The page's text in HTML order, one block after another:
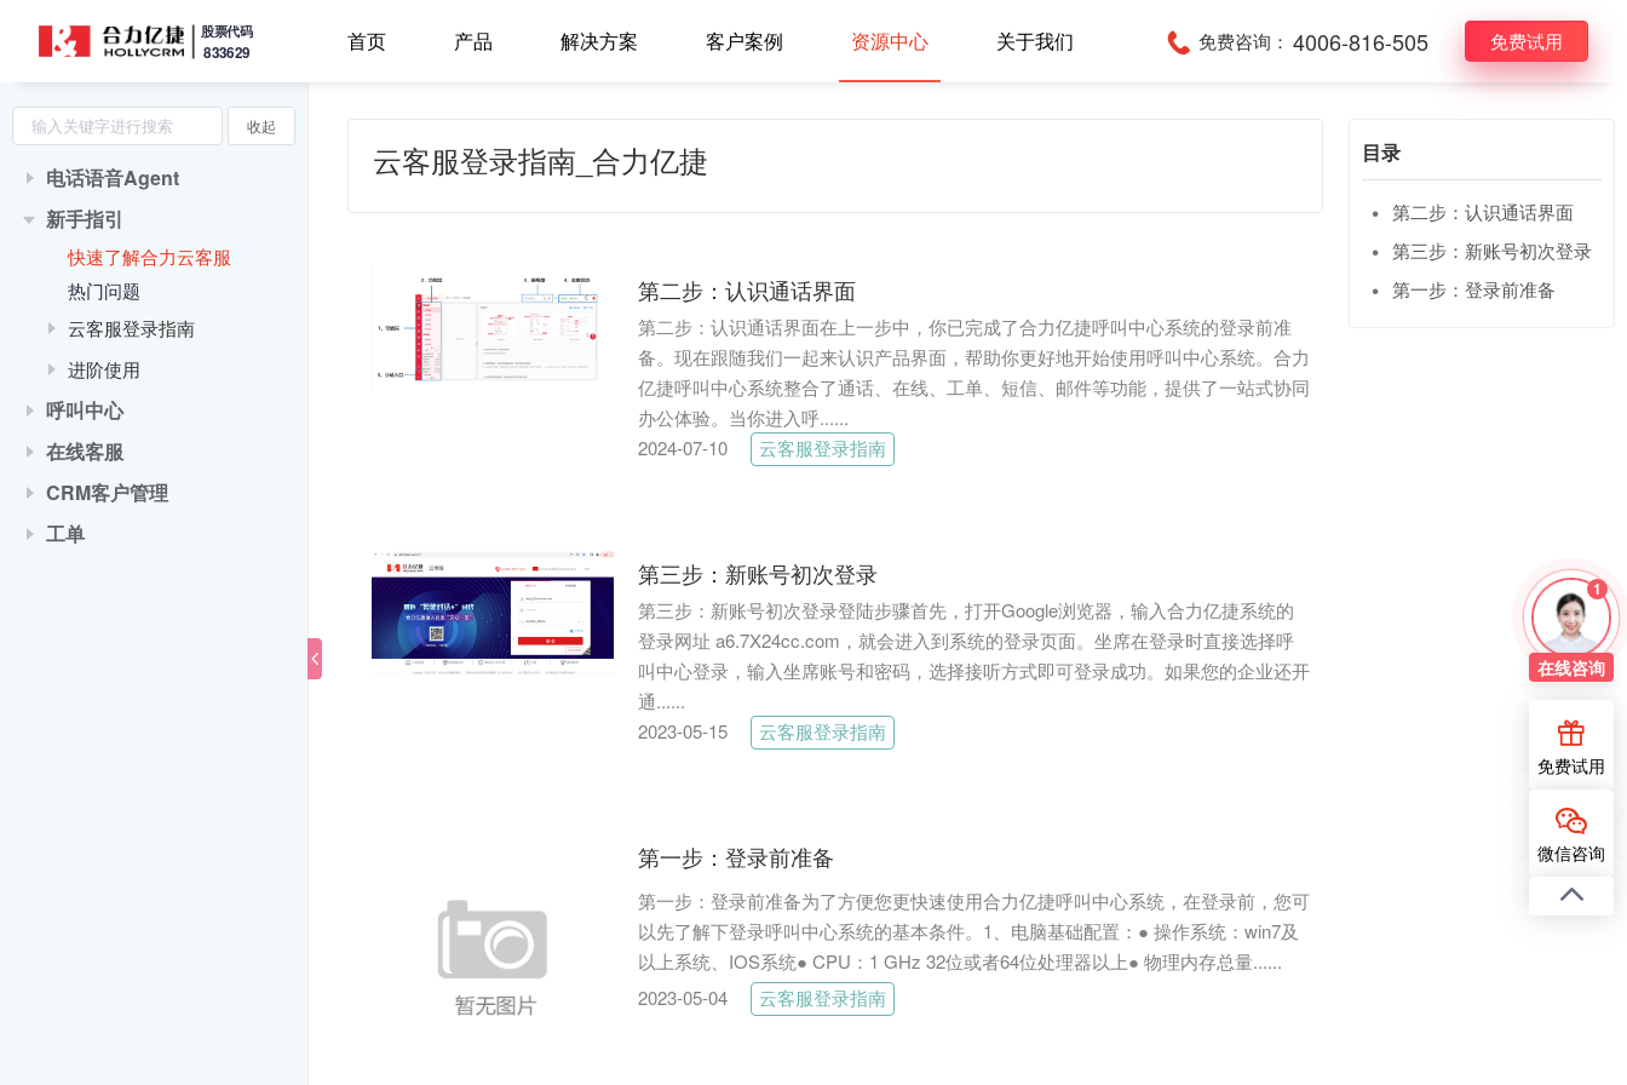
股票代码
833629 首页 产品 解决方案 客户案例 资源中心 关于我们 免费咨询： 4006-816-505 免费试用
收起
电话语音Agent
新手指引
快速了解合力云客服
热门问题
云客服登录指南
进阶使用
呼叫中心
在线客服
CRM客户管理
工单
云客服登录指南_合力亿捷
第二步：认识通话界面
第二步：认识通话界面在上一步中，你已完成了合力亿捷呼叫中心系统的登录前准
备。现在跟随我们一起来认识产品界面，帮助你更好地开始使用呼叫中心系统。合力
亿捷呼叫中心系统整合了通话、在线、工单、短信、邮件等功能，提供了一站式协同
办公体验。当你进入呼......
2024-07-10
云客服登录指南
第三步：新账号初次登录
第三步：新账号初次登录登陆步骤首先，打开Google浏览器，输入合力亿捷系统的
登录网址 a6.7X24cc.com，就会进入到系统的登录页面。坐席在登录时直接选择呼
叫中心登录，输入坐席账号和密码，选择接听方式即可登录成功。如果您的企业还开
通......
2023-05-15
云客服登录指南
第一步：登录前准备
第一步：登录前准备为了方便您更快速使用合力亿捷呼叫中心系统，在登录前，您可
以先了解下登录呼叫中心系统的基本条件。1、电脑基础配置：● 操作系统：win7及
以上系统、IOS系统● CPU：1 GHz 32位或者64位处理器以上● 物理内存总量......
2023-05-04
云客服登录指南
目录
第二步：认识通话界面
第三步：新账号初次登录
第一步：登录前准备
1
在线咨询
免费试用
微信咨询